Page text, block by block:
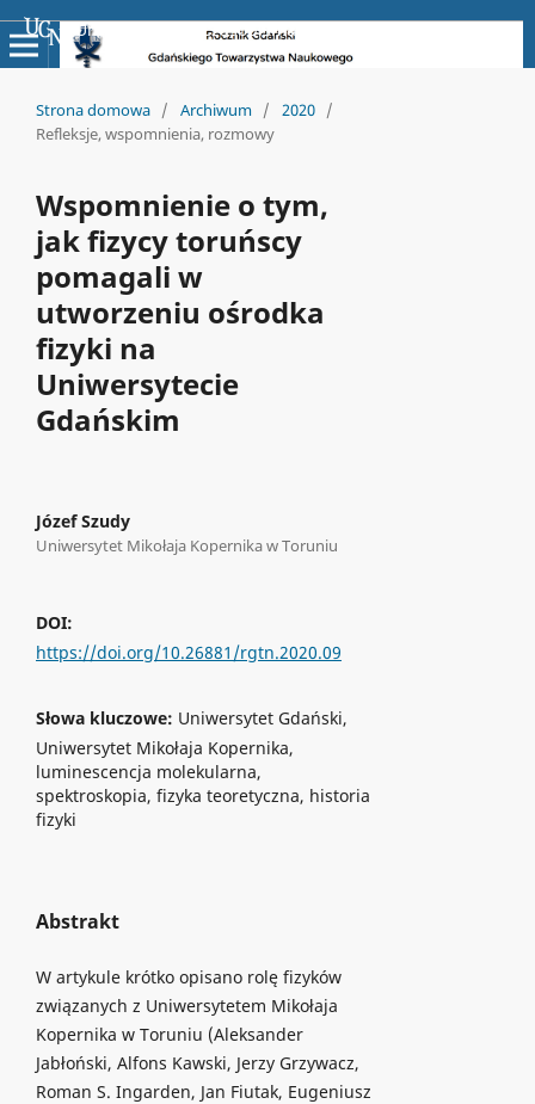
Uniwersyteckie Czasopisma Naukowe
Strona domowa / Archiwum / 2020 /
Refleksje, wspomnienia, rozmowy
Wspomnienie o tym,
jak fizycy toruńscy
pomagali w
utworzeniu ośrodka
fizyki na
Uniwersytecie
Gdańskim
Józef Szudy
Uniwersytet Mikołaja Kopernika w Toruniu
DOI:
https://doi.org/10.26881/rgtn.2020.09
Słowa kluczowe: Uniwersytet Gdański,
Uniwersytet Mikołaja Kopernika,
luminescencja molekularna,
spektroskopia, fizyka teoretyczna, historia
fizyki
Abstrakt
W artykule krótko opisano rolę fizyków
związanych z Uniwersytetem Mikołaja
Kopernika w Toruniu (Aleksander
Jabłoński, Alfons Kawski, Jerzy Grzywacz,
Roman S. Ingarden, Jan Fiutak, Eugeniusz